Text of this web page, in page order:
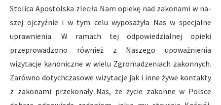
Stolica Apostolska zleciła Nam opiekę nad zakonami w na­
szej ojczyźnie i w tym celu wyposażyła Nas w specjalne
uprawnie­nia. W ramach tej odpowiedzialnej opieki
przeprowadzono rów­nież z Naszego upoważnienia
wizytacje kanoniczne w wielu Zgroma­dzeniach zakonnych.
Zarówno dotychczasowe wizytacje jak i inne żywe kontakty
z zakonami przekonały Nas, że życie zakonne w Pol­sce